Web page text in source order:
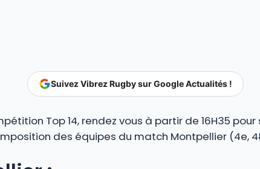
Suivez Vibrez Rugby sur Google Actualités !
Top 14, rendez vous à partir de 16H35
des équipes du match Montpellier (4e,